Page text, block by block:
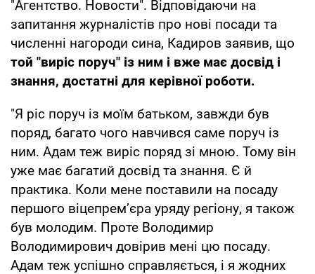
"Агентство. Новости". Відповідаючи на
запитання журналістів про нові посади та
численні нагороди сина, Кадиров заявив, що
той "виріс поруч" із ним і вже має досвід і
знання, достатні для керівної роботи.
"Я ріс поруч із моїм батьком, завжди був
поряд, багато чого навчився саме поруч із
ним. Адам теж виріс поряд зі мною. Тому він
уже має багатий досвід та знання. Є й
практика. Коли мене поставили на посаду
першого віцепрем’єра уряду регіону, я також
був молодим. Проте Володимир
Володимирович довірив мені цю посаду.
Адам теж успішно справляється, і я жодних